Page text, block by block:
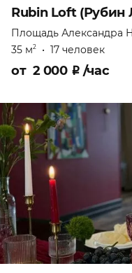
Rubin Loft
Площадь Александра
35 м2 • 17 человек
от 2 000 ₽ /час